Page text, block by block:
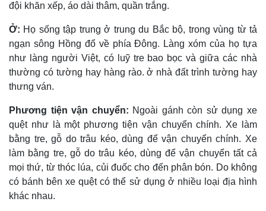
đội khăn xếp, áo dài thâm, quần trắng.
Ở: Họ sống tập trung ở trung du Bắc bộ, trong vùng từ tả
ngạn sông Hồng đổ về phía Ðông. Làng xóm của họ tựa
như làng người Việt, có luỹ tre bao bọc và giữa các nhà
thường có tường hay hàng rào. ở nhà đất trình tường hay
thưng ván.
Phương tiện vận chuyển: Ngoài gánh còn sử dụng xe
quệt như là một phương tiện vận chuyển chính. Xe làm
bằng tre, gỗ do trâu kéo, dùng để vận chuyển chính. Xe
làm bằng tre, gỗ do trâu kéo, dùng để vận chuyển tất cả
mọi thứ, từ thóc lúa, củi đuốc cho đến phân bón. Do không
có bánh bên xe quệt có thể sử dụng ở nhiều loại địa hình
khác nhau.